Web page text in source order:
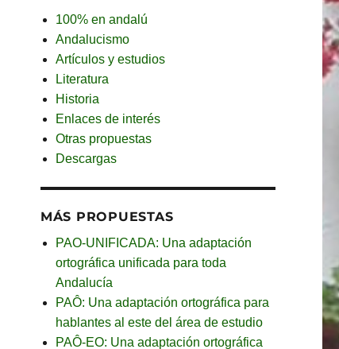
100% en andalú
Andalucismo
Artículos y estudios
Literatura
Historia
Enlaces de interés
Otras propuestas
Descargas
MÁS PROPUESTAS
PAO-UNIFICADA: Una adaptación
ortográfica unificada para toda
Andalucía
PAÔ: Una adaptación ortográfica para
hablantes al este del área de estudio
PAÔ-EO: Una adaptación ortográfica